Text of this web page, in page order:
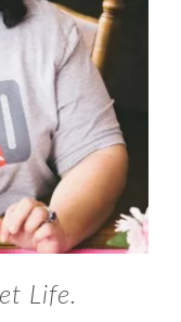
Life.